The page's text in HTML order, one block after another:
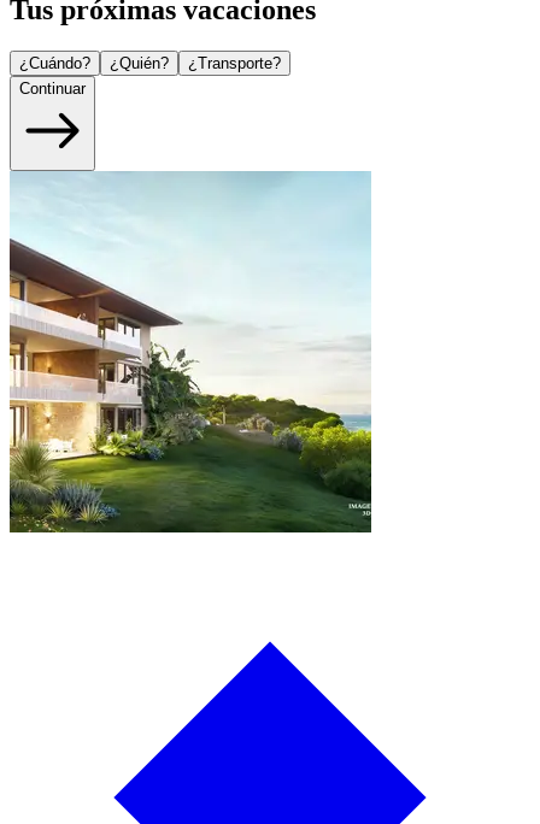
Tus próximas vacaciones
¿Cuándo? ¿Quién?
¿Transporte?
Continuar